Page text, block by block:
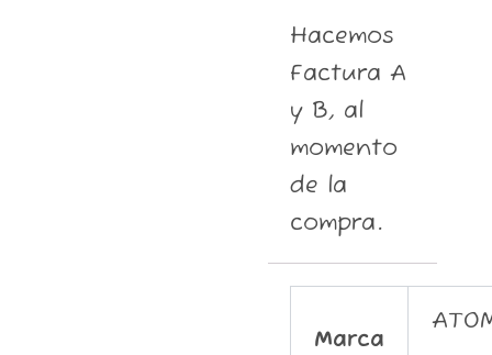
Hacemos
Factura A
y B, al
momento
de la
compra.
Marca